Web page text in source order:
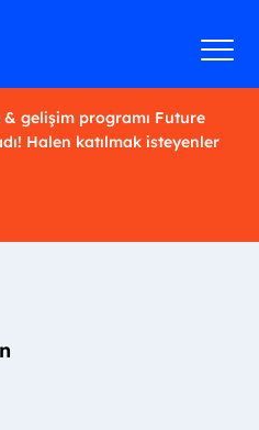
& gelişim programı Future
Halen katılmak isteyenler